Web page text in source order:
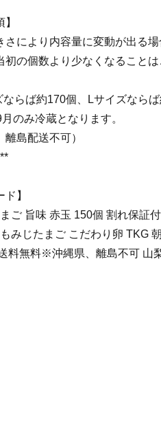
により内容量に変動が出る場
の個数より少なくなること
ならば約170個、Lサイズなら
のみ冷蔵となります。
離島配送不可）
ド】
ご 旨味 赤玉 150個 割れ保証
みじたまご こだわり卵 TKG
料無料※沖縄県、離島不可 山